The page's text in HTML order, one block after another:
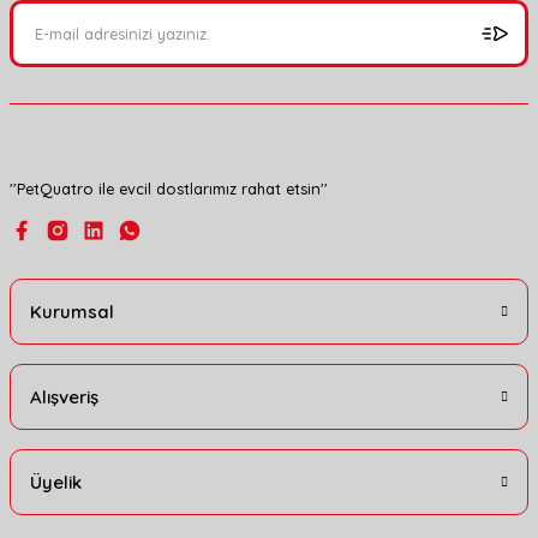
Ürün bilgilerinde hatalar bulunuyor.
''PetQuatro ile evcil dostlarımız rahat etsin''
Kurumsal
Alışveriş
Üyelik